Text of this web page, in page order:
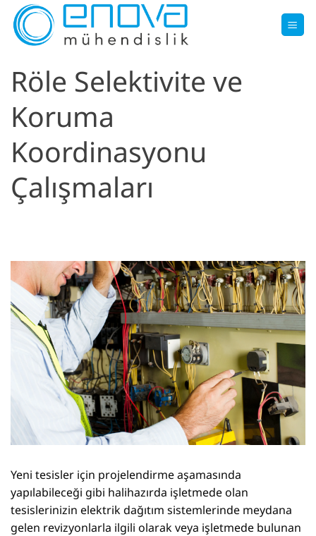
İçeriğe
atla
Röle Selektivite ve
Koruma
Koordinasyonu
Çalışmaları
Yeni tesisler için projelendirme aşamasında
yapılabileceği gibi halihazırda işletmede olan
tesislerinizin elektrik dağıtım sistemlerinde meydana
gelen revizyonlarla ilgili olarak veya işletmede bulunan